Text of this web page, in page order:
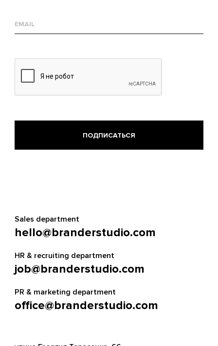
mail
Sales department
hello@branderstudio.com
HR & recruiting department
job@branderstudio.com
PR & marketing department
office@branderstudio.com